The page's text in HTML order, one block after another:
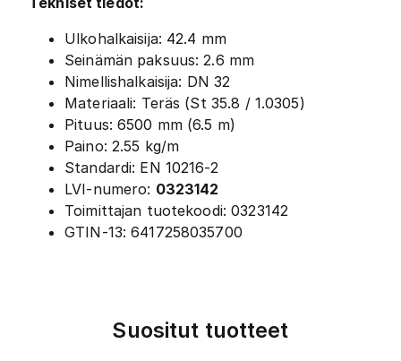
Ulkohalkaisija: 42.4 mm
Seinämän paksuus: 2.6 mm
Nimellishalkaisija: DN 32
Materiaali: Teräs (St 35.8 / 1.0305)
Pituus: 6500 mm (6.5 m)
Paino: 2.55 kg/m
Standardi: EN 10216-2
LVI-numero: 0323142
Toimittajan tuotekoodi: 0323142
GTIN-13: 6417258035700
Suositut tuotteet